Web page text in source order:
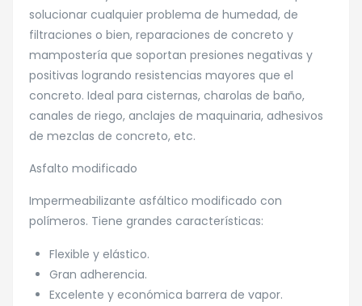
solucionar cualquier problema de humedad, de
filtraciones o bien, reparaciones de concreto y
mampostería que soportan presiones negativas y
positivas logrando resistencias mayores que el
concreto. Ideal para cisternas, charolas de baño,
canales de riego, anclajes de maquinaria, adhesivos
de mezclas de concreto, etc.
Asfalto modificado
Impermeabilizante asfáltico modificado con
polímeros. Tiene grandes características:
Flexible y elástico.
Gran adherencia.
Excelente y económica barrera de vapor.